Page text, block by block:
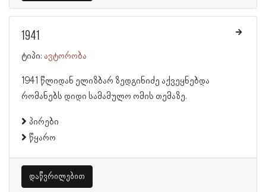
1941
ტიპი: ავტორობა
1941 წლიდან ელიზბარ ზედგინიძე აქვეყნებდა
რომანებს დიდი სამამულო ომის თემაზე.
პირები
წყარო
დაწვრილებით